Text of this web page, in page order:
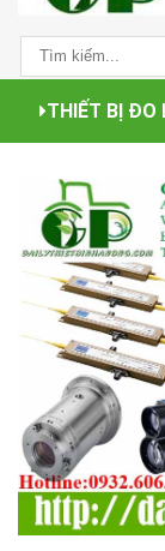
THIẾT BỊ ĐO